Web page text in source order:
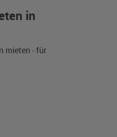
in
mieten - für